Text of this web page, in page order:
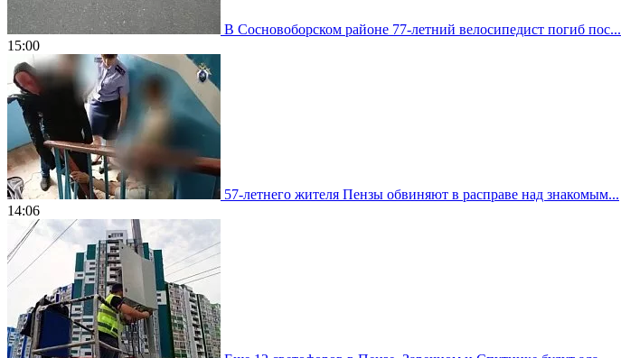
В Сосновоборском районе 77-летний велосипедист погиб пос...
15:00
57-летнего жителя Пензы обвиняют в расправе над знакомым...
14:06